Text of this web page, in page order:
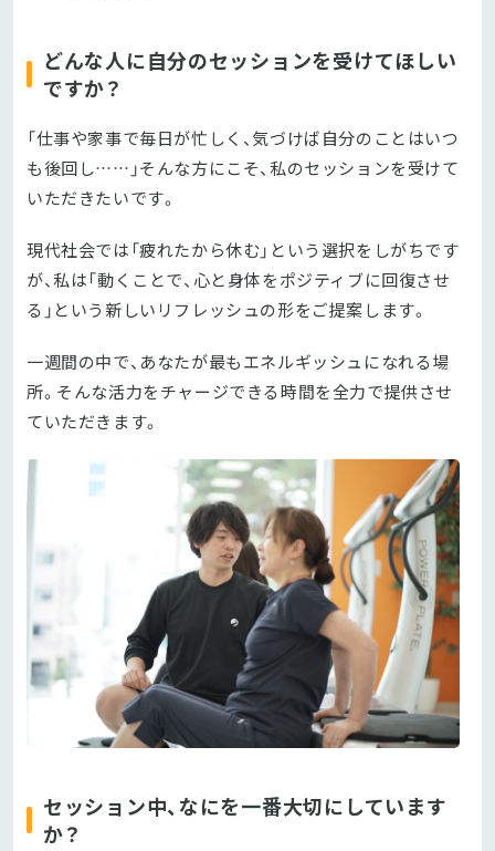
どんな人に自分のセッションを受けてほしい
ですか？
「仕事や家事で毎日が忙しく、気づけば自分のことはいつ
も後回し……」そんな方にこそ、私のセッションを受けて
いただきたいです。
現代社会では「疲れたから休む」という選択をしがちです
が、私は「動くことで、心と身体をポジティブに回復させ
る」という新しいリフレッシュの形をご提案します。
一週間の中で、あなたが最もエネルギッシュになれる場
所。そんな活力をチャージできる時間を全力で提供させ
ていただきます。
セッション中、なにを一番大切にしています
か？